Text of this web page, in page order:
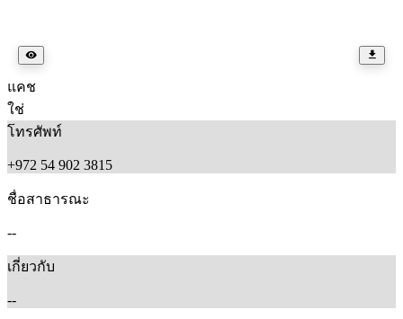
แคช
ใช่
โทรศัพท์
+972 54 902 3815
ชื่อสาธารณะ
--
เกี่ยวกับ
--